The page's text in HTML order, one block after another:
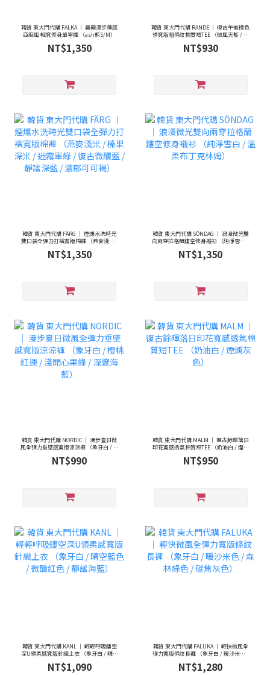
韓貨 東大門代購 FALKA ｜ 晨霧漫步薄感
亞麻風 輕寬修身單寧褲 （ash藍S/M）
NT$1,350
韓貨 東大門代購 RANDE ｜ 復古午後撞色
領寬版粗條紋棉質短TEE （微風天藍 / 靜
謐海藍 / 煙燻霧灰）
NT$930
韓貨 東大門代購 FÄRG ｜ 煙燻水洗時光
雙口袋全彈力打褶寬版棉褲 （燕麥淺米 /
榛果深米 / 迷霧軍綠 / 復古微醺藍 / 靜謐
深藍 / 濃郁可可褐）
NT$1,350
韓貨 東大門代購 SÖNDAG ｜ 浪漫微光雙
向兩穿拉格蘭鏤空修身襯衫 （純淨雪白 /
溫柔布丁克林姆）
NT$1,350
韓貨 東大門代購 NORDIC ｜ 漫步夏日微
風全彈力垂墜感寬版涼涼褲 （象牙白 / 櫻
桃紅運 / 淺開心果綠 / 深邃海藍）
NT$990
韓貨 東大門代購 MALM ｜ 復古餘暉落日
印花寬感透氣棉質短TEE （奶油白 / 煙燻
灰色）
NT$950
韓貨 東大門代購 KANL ｜ 輕輕呼吸鏤空
深U領柔感寬版針織上衣 （象牙白 / 晴空
藍色 / 微醺紅色 / 靜謐海藍）
NT$1,090
韓貨 東大門代購 FALUKA ｜ 輕快微風全
彈力寬版條紋長褲 （象牙白 / 暖沙米色 /
森林綠色 / 碳焦灰色）
NT$1,280